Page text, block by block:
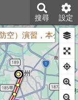
搜尋 設定
）演習，本公司所